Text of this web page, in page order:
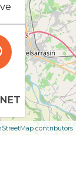
contributors